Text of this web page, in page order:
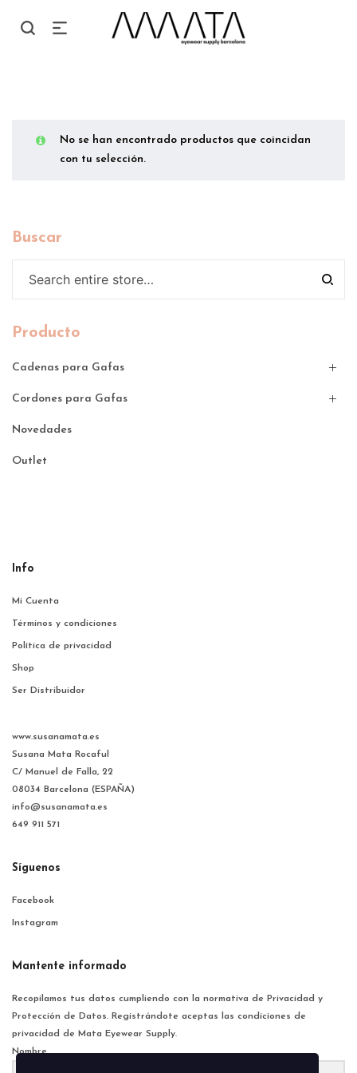
No se han encontrado productos que coincidan
con tu selección.
Buscar
Producto
Cadenas para Gafas
Cordones para Gafas
Novedades
Outlet
Info
Mi Cuenta
Términos y condiciones
Política de privacidad
Shop
Ser Distribuidor
www.susanamata.es
Susana Mata Rocaful
C/ Manuel de Falla, 22
08034 Barcelona (ESPAÑA)
info@susanamata.es
649 911 571
Síguenos
Facebook
Instagram
Mantente informado
Recopilamos tus datos cumpliendo con la normativa de Privacidad y
Protección de Datos. Registrándote aceptas las condiciones de
privacidad de Mata Eyewear Supply.
Nombre